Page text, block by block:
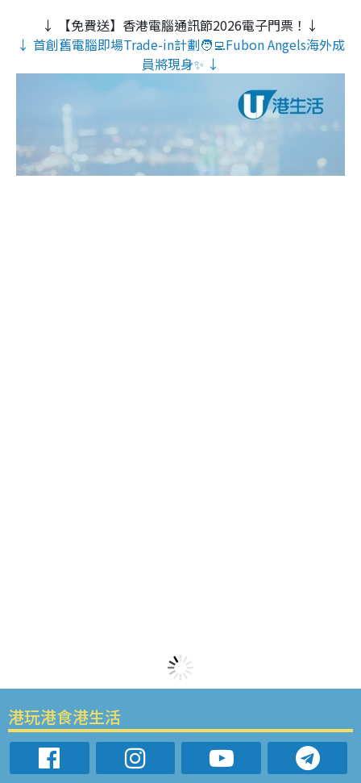
↓ 【免費送】香港電腦通訊節2026電子門票！↓
↓ 首創舊電腦即場Trade-in計劃🧑‍💻Fubon Angels海外成
員將現身✨ ↓
港玩港食港生活